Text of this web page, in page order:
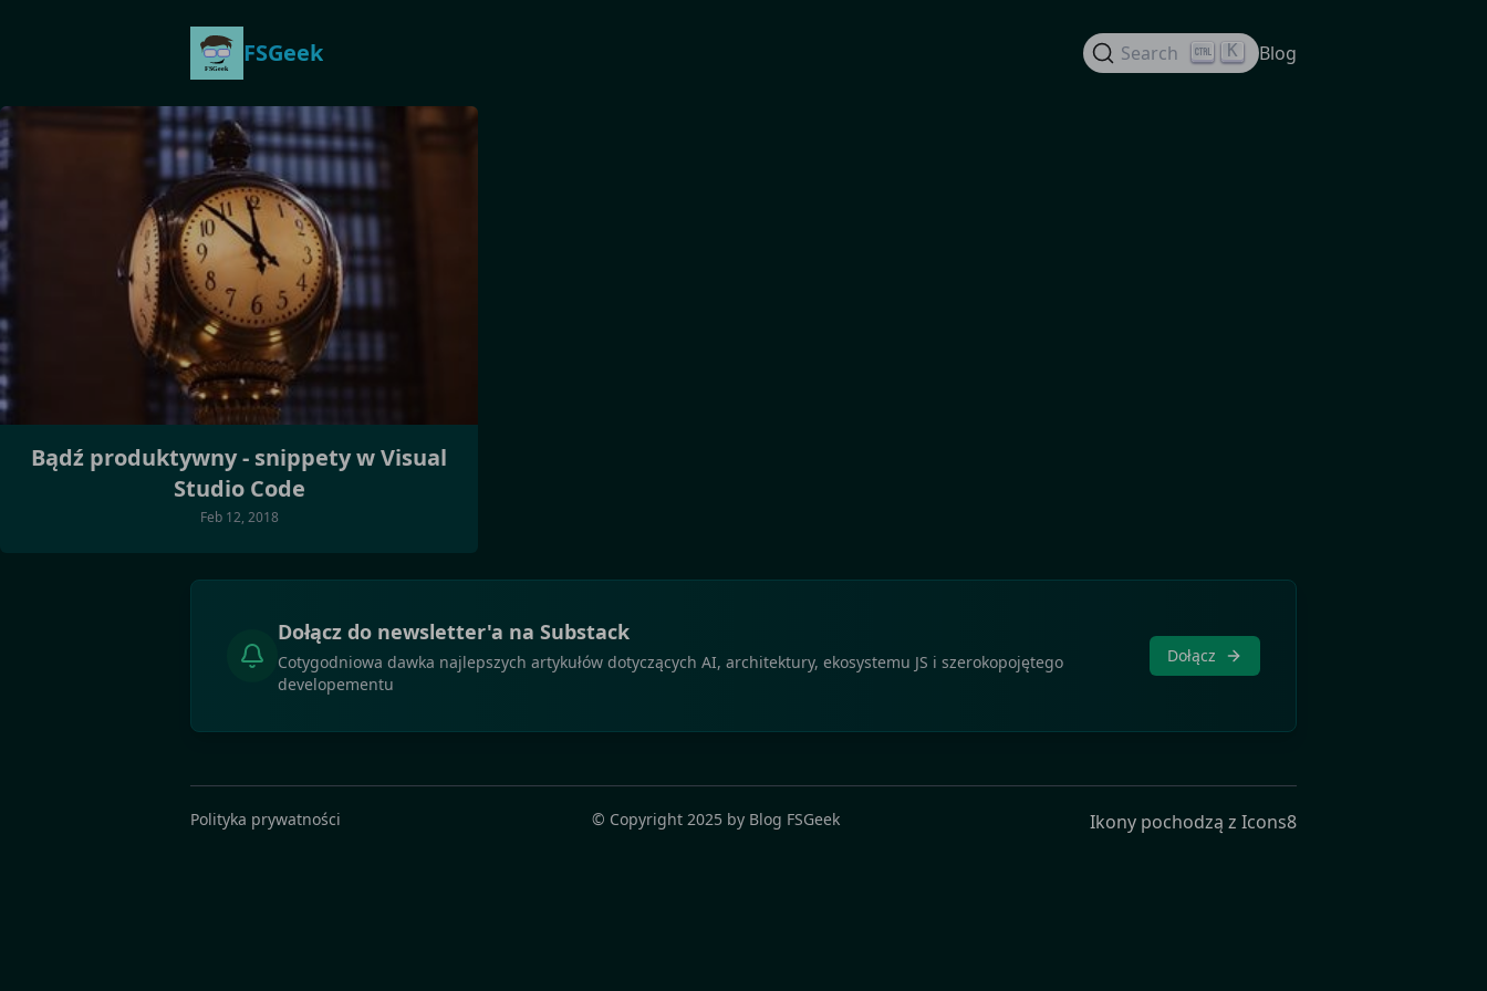
FSGeek Search K Blog
Bądź produktywny - snippety w Visual
Studio Code
Feb 12, 2018
Dołącz do newsletter'a na Substack
Cotygodniowa dawka najlepszych artykułów dotyczących AI, architektury, ekosystemu JS i szerokopojętego
developementu
Dołącz
Polityka prywatności © Copyright 2025by Blog FSGeek Ikony pochodzą z Icons8